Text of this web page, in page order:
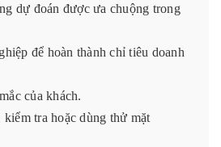
dự đoán được ưa chuộng trong
để hoàn thành chỉ tiêu doanh
của khách.
tra hoặc dùng thử mặt